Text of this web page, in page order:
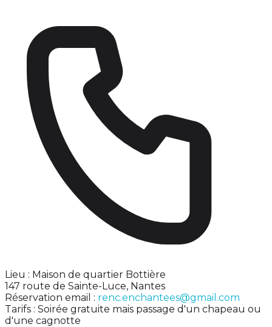
Lieu : Maison de quartier Bottière
147 route de Sainte-Luce, Nantes
Réservation email : renc.enchantees@gmail.com
Tarifs : Soirée gratuite mais passage d'un chapeau ou
d'une cagnotte